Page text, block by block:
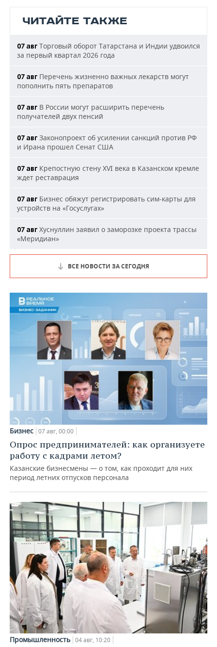
ЧИТАЙТЕ ТАКЖЕ
07 авг Торговый оборот Татарстана и Индии удвоился
за первый квартал 2026 года
07 авг Перечень жизненно важных лекарств могут
пополнить пять препаратов
07 авг В России могут расширить перечень
получателей двух пенсий
07 авг Законопроект об усилении санкций против РФ
и Ирана прошел Сенат США
07 авг Крепостную стену XVI века в Казанском кремле
ждет реставрация
07 авг Бизнес обяжут регистрировать сим-карты для
устройств на «Госуслугах»
07 авг Хуснуллин заявил о заморозке проекта трассы
«Меридиан»
ВСЕ НОВОСТИ ЗА СЕГОДНЯ
Бизнес 07 авг, 00:00
Опрос предпринимателей: как организуете
работу с кадрами летом?
Казанские бизнесмены — о том, как проходит для них
период летних отпусков персонала
Промышленность 04 авг, 10:20